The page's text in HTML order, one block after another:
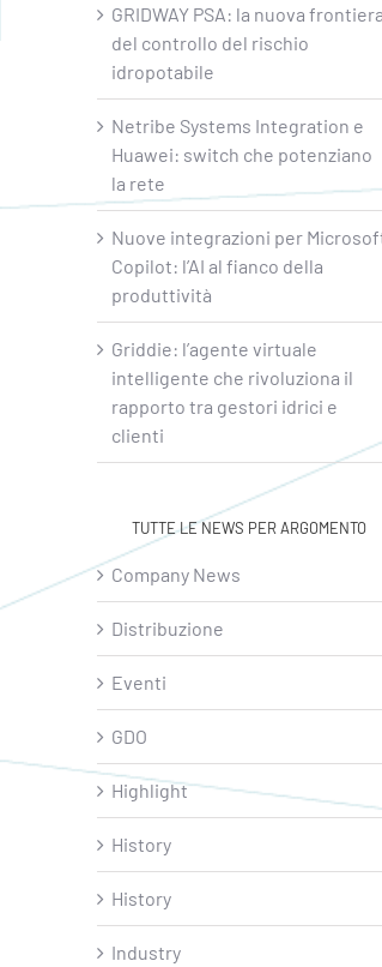
GRIDWAY PSA: la nuova frontiera
del controllo del rischio
idropotabile
Netribe Systems Integration e
Huawei: switch che potenziano
la rete
Nuove integrazioni per
Copilot: l’AI al fianco della
produttività
Griddie: l’agente virtuale
intelligente che rivoluziona il
rapporto tra gestori idrici e
clienti
TUTTE LE NEWS PER ARGOMENTO
Company News
Distribuzione
Eventi
GDO
Highlight
History
History
Industry